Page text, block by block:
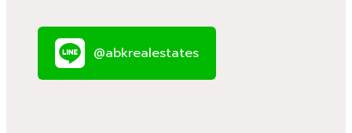
@abkrealestates